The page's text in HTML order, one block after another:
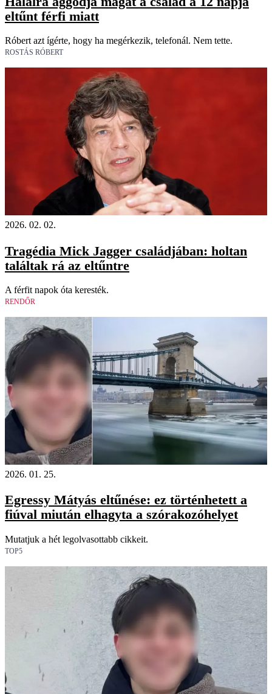
eltűnt férfi miatt
Róbert azt ígérte, hogy ha megérkezik, telefonál. Nem tette.
ROSTÁS RÓBERT
2026. 02. 02.
Tragédia Mick Jagger családjában: holtan
találtak rá az eltűntre
A férfit napok óta keresték.
RENDŐR
2026. 01. 25.
Egressy Mátyás eltűnése: ez történhetett a
fiúval miután elhagyta a szórakozóhelyet
Mutatjuk a hét legolvasottabb cikkeit.
TOP5